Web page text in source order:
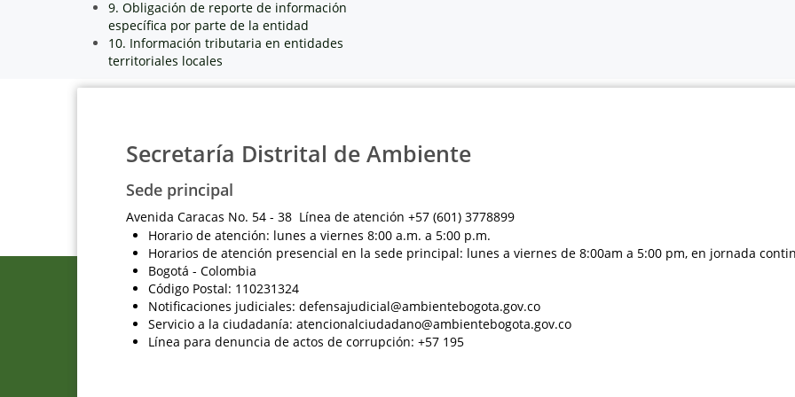
9. Obligación de reporte de información
específica por parte de la entidad
10. Información tributaria en entidades
territoriales locales
Secretaría Distrital de Ambiente
Sede principal
Avenida Caracas No. 54 - 38 Línea de atención +57 (601) 3778899
Horario de atención: lunes a viernes 8:00 a.m. a 5:00 p.m.
Horarios de atención presencial en la sede principal: lunes a viernes de 8:00am a 5:00 pm, en jornada
Bogotá - Colombia
Código Postal: 110231324
Notificaciones judiciales: defensajudicial@ambientebogota.gov.co
Servicio a la ciudadanía: atencionalciudadano@ambientebogota.gov.co
Línea para denuncia de actos de corrupción: +57 195